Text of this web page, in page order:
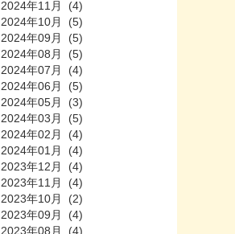
2024年11月 (4)
2024年10月 (5)
2024年09月 (5)
2024年08月 (5)
2024年07月 (4)
2024年06月 (5)
2024年05月 (3)
2024年03月 (5)
2024年02月 (4)
2024年01月 (4)
2023年12月 (4)
2023年11月 (4)
2023年10月 (2)
2023年09月 (4)
2023年08月 (4)